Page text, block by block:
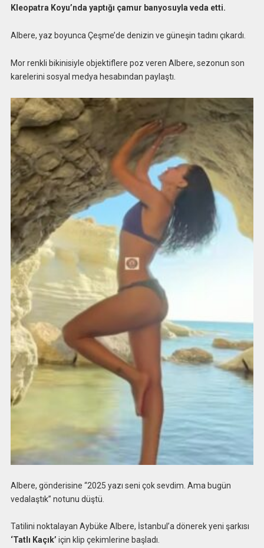
Kleopatra Koyu’nda yaptığı çamur banyosuyla veda etti.
Albere, yaz boyunca Çeşme’de denizin ve güneşin tadını çıkardı.
Mor renkli bikinisiyle objektiflere poz veren Albere, sezonun son
karelerini sosyal medya hesabından paylaştı.
Albere, gönderisine “2025 yazı seni çok sevdim. Ama bugün
vedalaştık” notunu düştü.
Tatilini noktalayan Aybüke Albere, İstanbul’a dönerek yeni şarkısı
‘Tatlı Kaçık’ için klip çekimlerine başladı.